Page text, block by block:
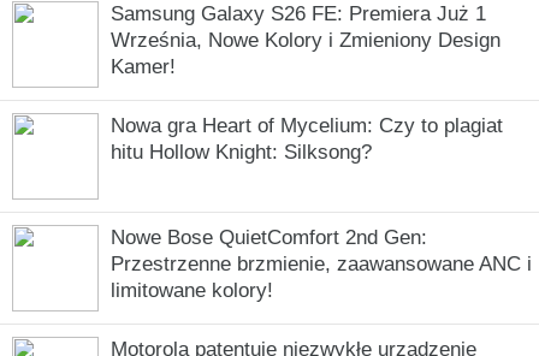
Samsung Galaxy S26 FE: Premiera Już 1
Września, Nowe Kolory i Zmieniony Design
Kamer!
Nowa gra Heart of Mycelium: Czy to plagiat
hitu Hollow Knight: Silksong?
Nowe Bose QuietComfort 2nd Gen:
Przestrzenne brzmienie, zaawansowane ANC i
limitowane kolory!
Motorola patentuje niezwykłe urządzenie